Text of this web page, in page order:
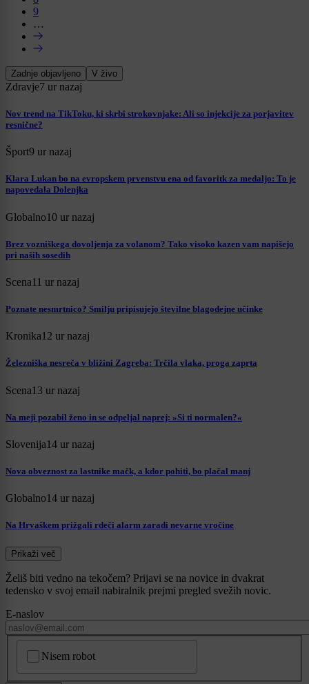
9
…
Zadnje objavljeno V živo
Zdravje7 ur nazaj
Nov trend na TikToku, ki skrbi strokovnjake: Ali so injekcije za porjavitev
resnične?
Šport9 ur nazaj
Klara Lukan bo na evropskem prvenstvu ena od favoritk za medaljo: To je
napovedala Dolenjka
Globalno10 ur nazaj
Brez vozniškega dovoljenja za volanom? Tako visoko kazen vam napišejo
pri naših sosedih
Scena11 ur nazaj
Poznate nesmrtnico? Smilju pripisujejo številne blagodejne učinke
Kronika12 ur nazaj
Železniška nesreča v bližini Zagreba: Trčila vlaka, proga zaprta
Scena13 ur nazaj
Na meji pozabil ženo in se odpeljal naprej: »Si ti normalen?«
Slovenija14 ur nazaj
Nova obveznost za lastnike mačk, a kdor pohiti, bo plačal manj
Globalno14 ur nazaj
Na Hrvaškem prižgali rdeči alarm zaradi nevarne vročine
Prikaži več
Želiš biti vedno na tekočem? Prijavi se na novice in dvakrat
tedensko v svoj email nabiralnik prejmi pregled svežih novic.
E-naslov
Nisem robot